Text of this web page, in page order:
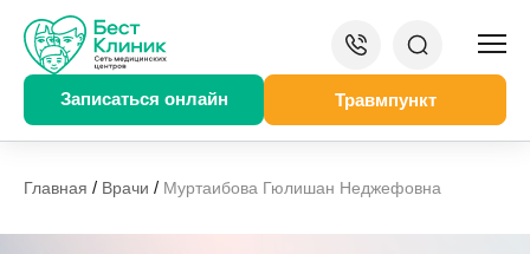
Записаться онлайн Травмпункт
Главная / Врачи / Муртаибова Гюлишан Неджефовна